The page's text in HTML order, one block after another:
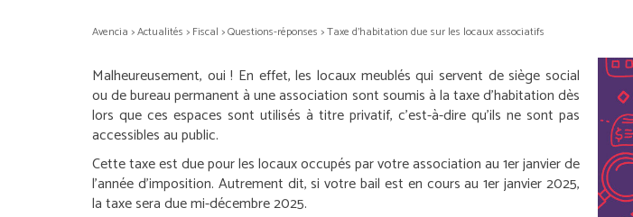
Avencia >Actualités > Fiscal >Questions-réponses >Taxe d’habitation due sur les locaux associatifs
Malheureusement, oui ! En effet, les locaux meublés qui servent de siège social
ou de bureau permanent à une association sont soumis à la taxe d’habitation dès
lors que ces espaces sont utilisés à titre privatif, c’est-à-dire qu’ils ne sont pas
accessibles au public.
Cette taxe est due pour les locaux occupés par votre association au 1erjanvier de
l’année d’imposition. Autrement dit, si votre bail est en cours au 1erjanvier 2025,
la taxe sera due mi-décembre 2025.